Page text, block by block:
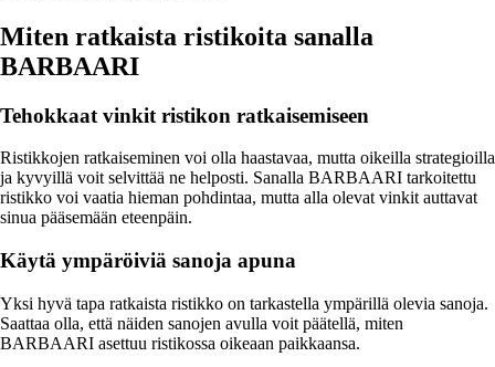
Miten ratkaista ristikoita sanalla
BARBAARI
Tehokkaat vinkit ristikon ratkaisemiseen
Ristikkojen ratkaiseminen voi olla haastavaa, mutta oikeilla strategioilla
ja kyvyillä voit selvittää ne helposti. Sanalla BARBAARI tarkoitettu
ristikko voi vaatia hieman pohdintaa, mutta alla olevat vinkit auttavat
sinua pääsemään eteenpäin.
Käytä ympäröiviä sanoja apuna
Yksi hyvä tapa ratkaista ristikko on tarkastella ympärillä olevia sanoja.
Saattaa olla, että näiden sanojen avulla voit päätellä, miten
BARBAARI asettuu ristikossa oikeaan paikkaansa.